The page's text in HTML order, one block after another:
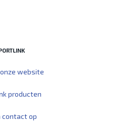
website
producten
contact op